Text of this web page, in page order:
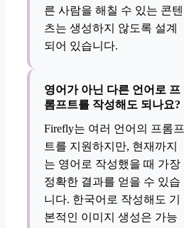
른 사람을 해칠 수 있는 콘텐
츠는 생성하지 않도록 설계
되어 있습니다.
영어가 아닌 다른 언어로 프
롬프트를 작성해도 되나요?
Firefly는 여러 언어의 프롬프
트를 지원하지만, 현재까지
는 영어로 작성했을 때 가장
정확한 결과를 얻을 수 있습
니다. 한국어로 작성해도 기
본적인 이미지 생성은 가능